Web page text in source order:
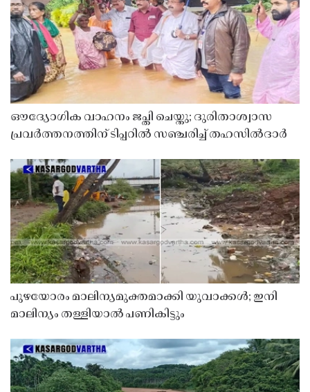
ഔദ്യോഗിക വാഹനം ജപ്തി ചെയ്തു; ദുരിതാശ്വാസ
പ്രവർത്തനത്തിന് ടിപ്പറിൽ സഞ്ചരിച്ച് തഹസിൽദാർ
പുഴയോരം മാലിന്യമുക്തമാക്കി യുവാക്കൾ; ഇനി
മാലിന്യം തള്ളിയാൽ പണികിട്ടും